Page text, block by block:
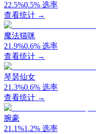
22.5%0.5% 选率
查看统计 →
魔法猫咪
21.9%0.6% 选率
查看统计 →
琴瑟仙女
21.3%0.6% 选率
查看统计 →
腕豪
21.1%1.2% 选率